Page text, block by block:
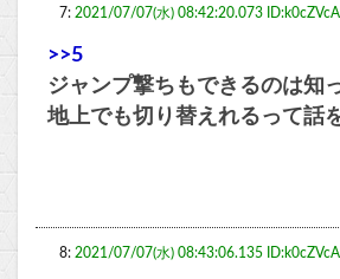
7: 2021/07/07(水) 08:42:20.073
>>5
ジャンプ撃ちもできるのは知
地上でも切り替えれるって話
8: 2021/07/07(水) 08:43:06.135